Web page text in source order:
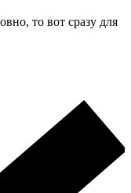
то вот сразу для